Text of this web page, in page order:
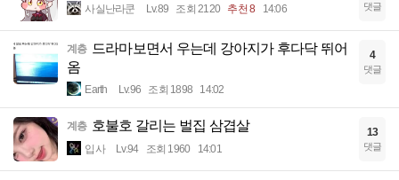
사실난라쿤 Lv.89 조회 2120 추천 8 14:06 댓글
계층 드라마보면서 우는데 강아지가 후다닥 뛰어
옴
Earth Lv.96 조회 1898 14:02
4
댓글
계층 호불호 갈리는 벌집 삼겹살
입사 Lv.94 조회 1960 14:01
13
댓글